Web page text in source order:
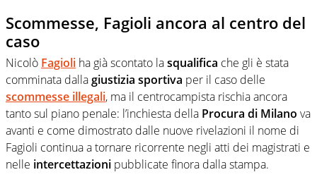
Scommesse, Fagioli ancora al centro del
caso
Nicolò Fagioli ha già scontato lasqualifica che gli è stata
comminata dallagiustizia sportiva per il caso delle
scommesse illegali, ma il centrocampista rischia ancora
tanto sul piano penale: l’inchiesta della Procura di Milano va
avanti e come dimostrato dalle nuove rivelazioni il nome di
Fagioli continua a tornare ricorrente negli atti dei magistrati e
nelle intercettazioni pubblicate finora dalla stampa.